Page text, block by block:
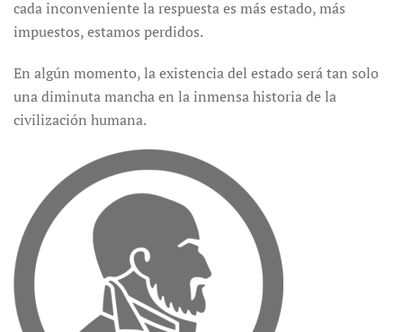
cada inconveniente la respuesta es más estado, más
impuestos, estamos perdidos.
En algún momento, la existencia del estado será tan solo
una diminuta mancha en la inmensa historia de la
civilización humana.